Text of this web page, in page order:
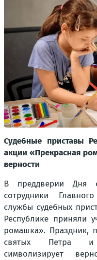
Судебные приставы
акции «Прекрасная
верности
В преддверии Дня
сотрудники
службы судебных
Республике приняли
ромашка». Праздник,
святых Петра и
символизирует